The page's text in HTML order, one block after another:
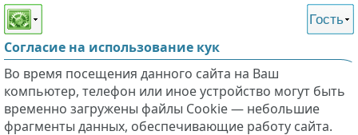
Этот сайт поддерживает
слабовидящих
Гость
Согласие на использование кук
Во время посещения данного сайта на Ваш
компьютер, телефон или иное устройство могут быть
временно загружены файлы Cookie — небольшие
фрагменты данных, обеспечивающие работу сайта.